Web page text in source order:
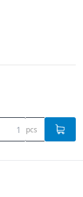
pcs